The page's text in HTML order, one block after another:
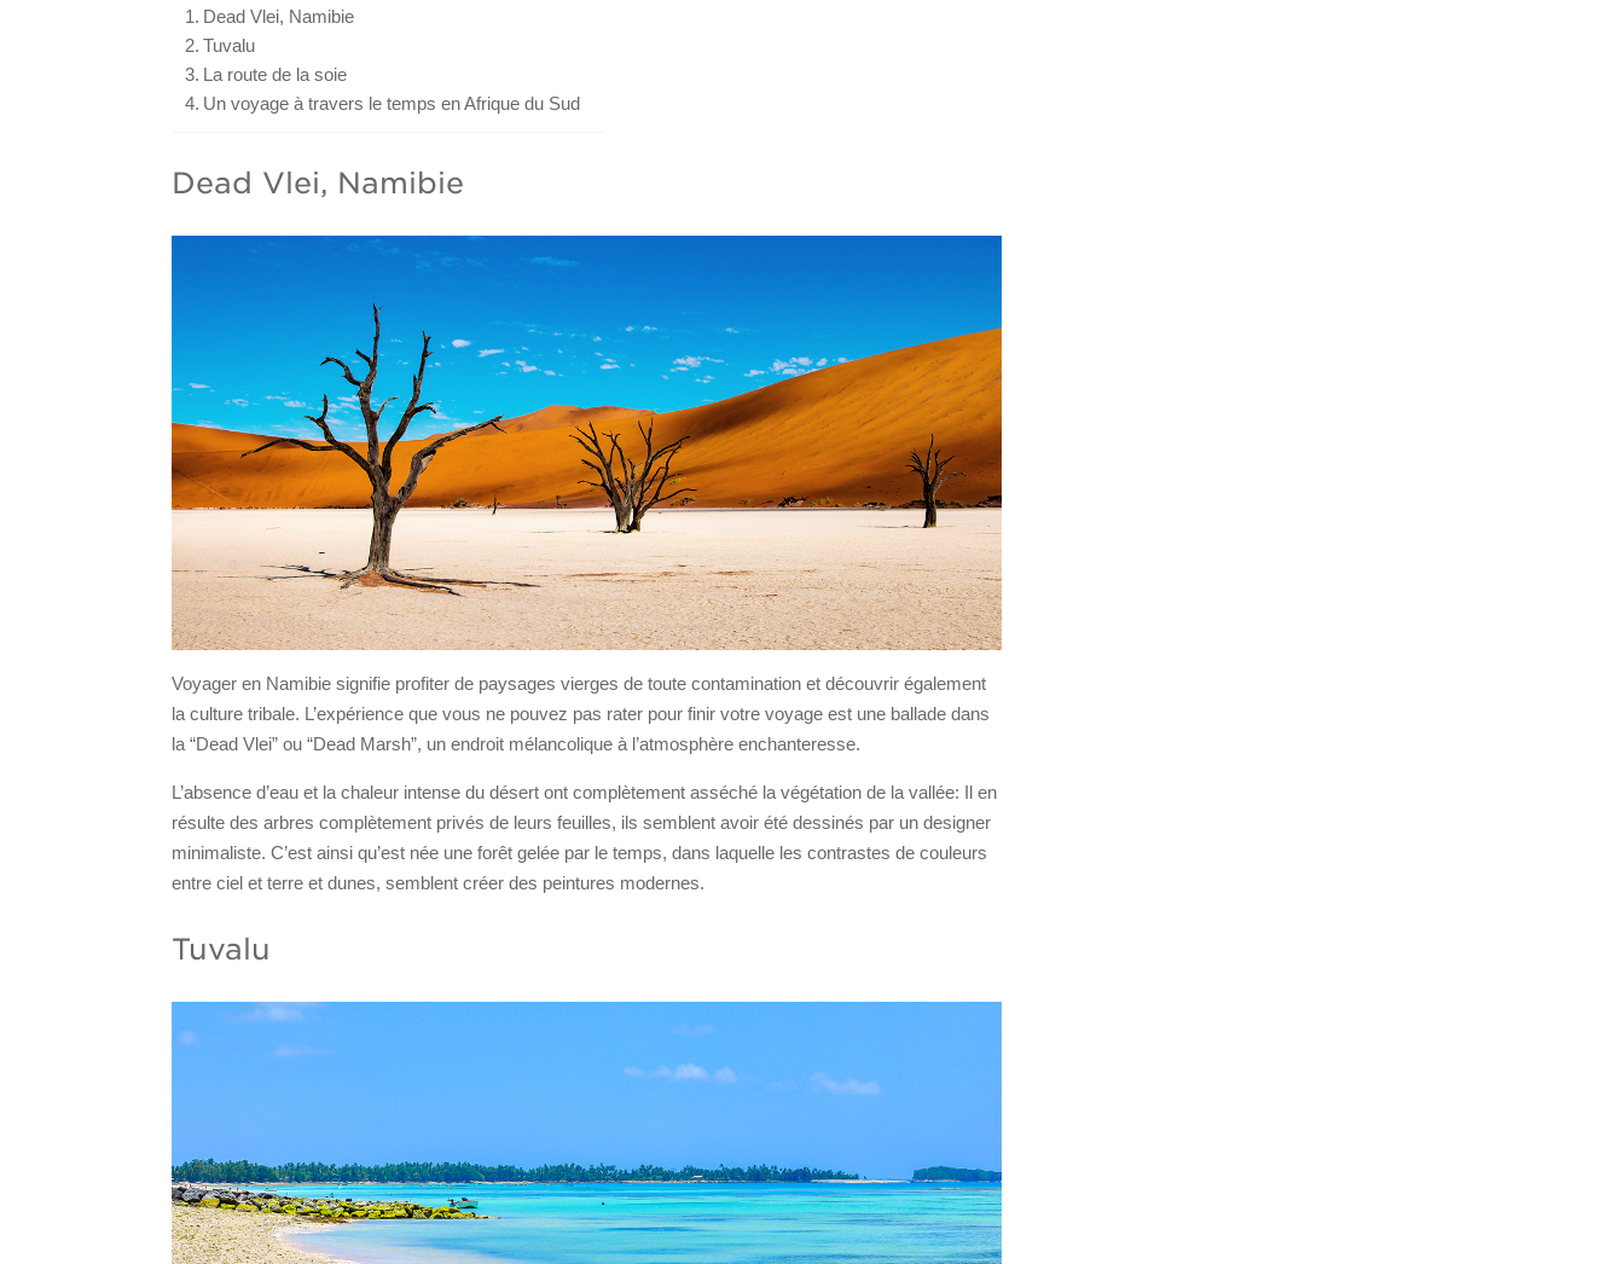
Dead Vlei, Namibie
Tuvalu
La route de la soie
Un voyage à travers le temps en Afrique du Sud
Dead Vlei, Namibie
Voyager en Namibie signifie profiter de paysages vierges de toute contamination et découvrir également
la culture tribale. L’expérience que vous ne pouvez pas rater pour finir votre voyage est une ballade dans
la “Dead Vlei” ou “Dead Marsh”, un endroit mélancolique à l’atmosphère enchanteresse.
L’absence d’eau et la chaleur intense du désert ont complètement asséché la végétation de la vallée: Il en
résulte des arbres complètement privés de leurs feuilles, ils semblent avoir été dessinés par un designer
minimaliste. C’est ainsi qu’est née une forêt gelée par le temps, dans laquelle les contrastes de couleurs
entre ciel et terre et dunes, semblent créer des peintures modernes.
Tuvalu